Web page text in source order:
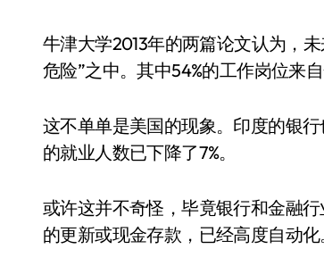
牛津大学2013年的两篇论文认为，
危险”之中。其中54%的工作岗位来自
这不单单是美国的现象。印度的银
的就业人数已下降了7%。
或许这并不奇怪，毕竟银行和金融
的更新或现金存款，已经高度自动化